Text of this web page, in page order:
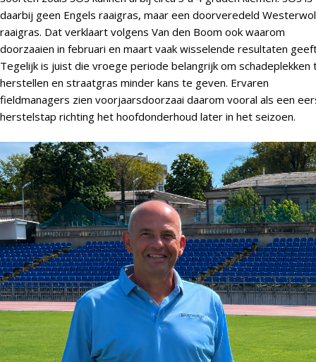
daarbij geen Engels raaigras, maar een doorveredeld
raaigras. Dat verklaart volgens Van den Boom ook waarom
doorzaaien in februari en maart vaak wisselende resultaten
Tegelijk is juist die vroege periode belangrijk om schadeplekken
herstellen en straatgras minder kans te geven. Ervaren
fieldmanagers zien voorjaarsdoorzaai daarom vooral als een
herstelstap richting het hoofdonderhoud later in het seizoen.